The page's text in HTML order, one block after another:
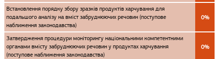
Встановлення порядку збору зразків продуктів харчування для
подальшого аналізу на вміст забруднюючих речовин (поступове
наближення законодавства)
0%
Затвердження процедури моніторингу національними компетентними
органами вмісту забруднюючих речовин у продуктах харчування
(поступове наближення законодавства)
0%